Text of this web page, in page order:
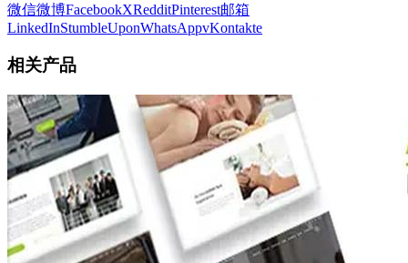
微信微博FacebookXRedditPinterest邮箱
LinkedInStumbleUponWhatsAppvKontakte
相关产品